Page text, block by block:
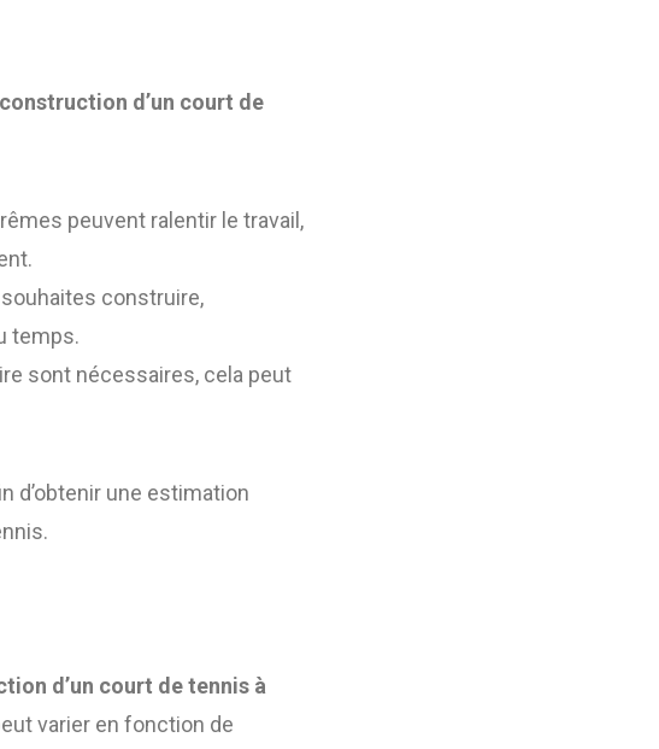
construction d’un court de
peuvent ralentir le travail,
construire,
temps.
sont nécessaires, cela peut
d’obtenir une estimation
d’un court de tennis à
varier en fonction de